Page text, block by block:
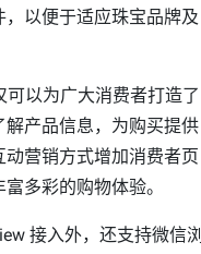
以便于适应珠宝品牌及
可以为广大消费者打造了
产品信息，为购买提供
营销方式增加消费者页
多彩的购物体验。
接入外，还支持微信浏